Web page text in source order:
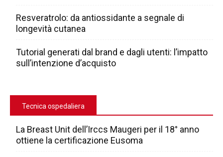
Resveratrolo: da antiossidante a segnale di
longevità cutanea
Tutorial generati dal brand e dagli utenti: l’impatto
sull’intenzione d’acquisto
Tecnica ospedaliera
La Breast Unit dell’Irccs Maugeri per il 18° anno
ottiene la certificazione Eusoma